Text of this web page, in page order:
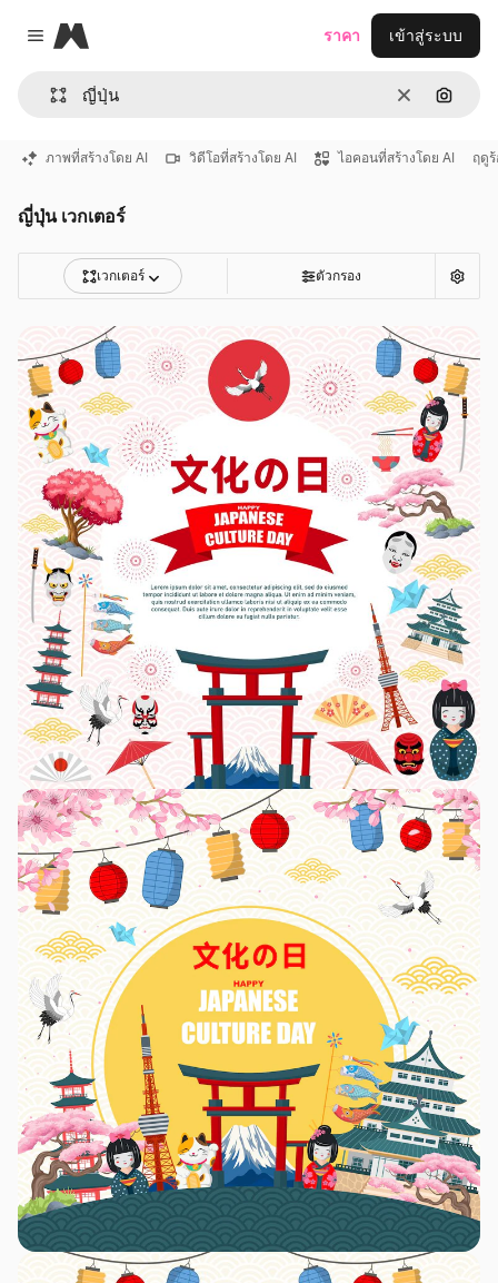
Close menu
Magnific
ชัดเจนค้นหา
ราคา เข้าสู่ระบบ
ภาพที่สร้างโดย AI วิดีโอที่สร้างโดย AI ไอคอนที่สร้างโดย AI ฤดู
ญี่ปุ่น เวกเตอร์
เวกเตอร์ ตัวกรอง